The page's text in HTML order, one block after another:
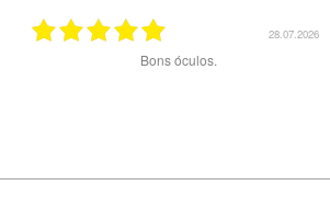
Excelente serviço.
Muito